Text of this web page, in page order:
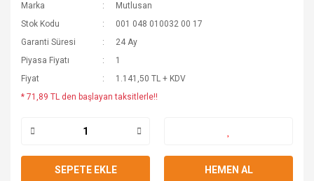
Marka
Mutlusan
Stok Kodu
001 048 010032 00 17
Garanti Süresi
24 Ay
Piyasa Fiyatı
1
Fiyat
1.141,50 TL + KDV
* 71,89 TL den başlayan taksitlerle!!
SEPETE EKLE HEMEN AL